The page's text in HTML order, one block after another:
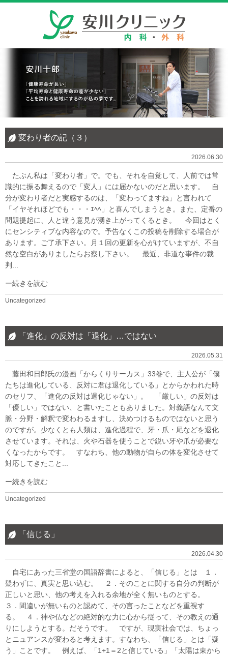
変わり者の記（３）
2026.06.30
たぶん私は「変わり者」で。でも、それを自覚して、人前では常
識的に振る舞えるので「変人」には届かないのだと思います。 自
分が変わり者だと実感するのは、「変わってますね」と言われて
「イヤそれほどでも・・・ｴﾍﾍ」と喜んでしまうとき。また、定番の
問題提起に、人と違う意見が湧き上がってくるとき。 今回はとく
にセンシティブな内容なので。予告なくこの投稿を削除する場合が
あります。ご了承下さい。月１回の更新を心がけていますが、不自
然な空白がありましたらお察し下さい。 最近、非道な事件の裁
判...
続きを読む
Uncategorized
「進化」の反対は「退化」…ではない
2026.05.31
藤田和日郎氏の漫画「からくりサーカス」33巻で、主人公が「僕
たちは進化している、反対に君は退化している」とからかわれた時
のセリフ、「進化の反対は退化じゃない」。 「厳しい」の反対は
「優しい」ではない、と書いたこともありました。対義語なんて文
脈・分野・解釈で変わわるますし、決めつけるものではないと思う
のですが。少なくとも人類は、進化過程で、牙・爪・尾などを退化
させています。それは、火や石器を使うことで鋭い牙や爪が必要な
くなったからです。 すなわち、他の動物が自らの体を変化させて
対応してきたこと...
続きを読む
Uncategorized
「信じる」
2026.04.30
自宅にあった三省堂の国語辞書によると、「信じる」とは １．
疑わずに、真実と思い込む。 ２．そのことに関する自分の判断が
正しいと思い、他の考えを入れる余地が全く無いものとする。
３．間違いが無いものと認めて、その言ったことなどを重視す
る。 ４．神や仏などの絶対的な力に心から従って、その教えの通
りにしようとする。だそうです。 ですが、現実社会では、ちょっ
とニュアンスが変わると考えます。すなわち、「信じる」とは「疑
う」ことです。 例えば、「1+1＝2と信じている」「太陽は東から